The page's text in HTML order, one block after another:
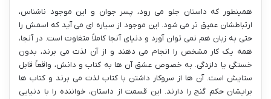
همینطور که داستان جلو می رود، پسر جوان و این موجود ناشناس،
ارتباطشان عمیق تر می شود. این موجود از سیاره ای می آید که اسمش را
حتی به زبان هم نمی توان آورد و دنیای آنجا کاملاً متفاوت است. در آنجا،
همه یک کار مشخص را انجام می دهند و از آن لذت می برند، بدون
خستگی یا دلزدگی. به خصوص عشق آن ها به کتاب و دانش، واقعاً قابل
ستایش است. آن ها از سروکار داشتن با کتاب لذت می برند و کتاب ها
برایشان حکم گنج را دارند. این قسمت از داستان، خواننده را با دنیایی